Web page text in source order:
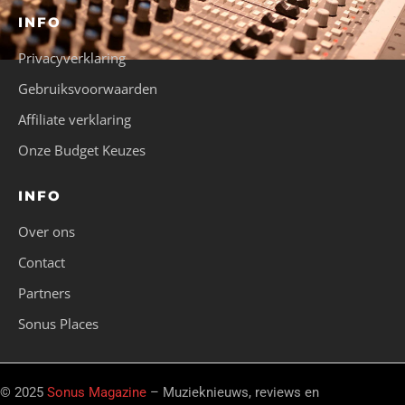
INFO
Privacyverklaring
Gebruiksvoorwaarden
Affiliate verklaring
Onze Budget Keuzes
INFO
Over ons
Contact
Partners
Sonus Places
© 2025 Sonus Magazine – Muzieknieuws, reviews en